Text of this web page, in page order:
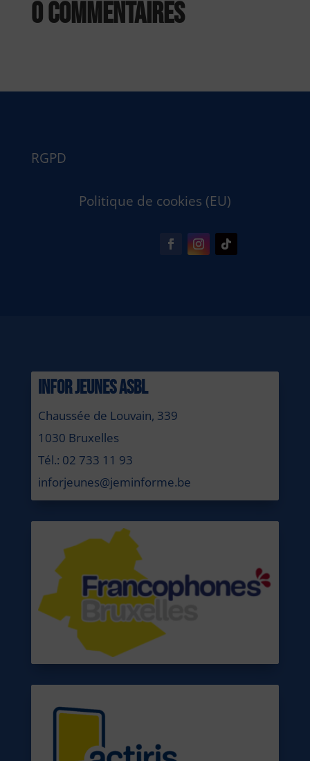
0 commentaires
RGPD
Politique de cookies (EU)
INFOR JEUNES ASBL
Chaussée de Louvain, 339
1030 Bruxelles
Tél.: 02 733 11 93
inforjeunes@jeminforme.be